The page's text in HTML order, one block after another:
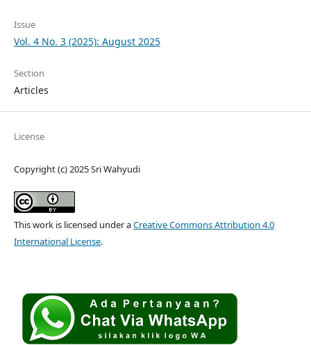
Issue
Vol. 4 No. 3 (2025): August 2025
Section
Articles
License
Copyright (c) 2025 Sri Wahyudi
This work is licensed under aCreative Commons Attribution 4.0
International License.